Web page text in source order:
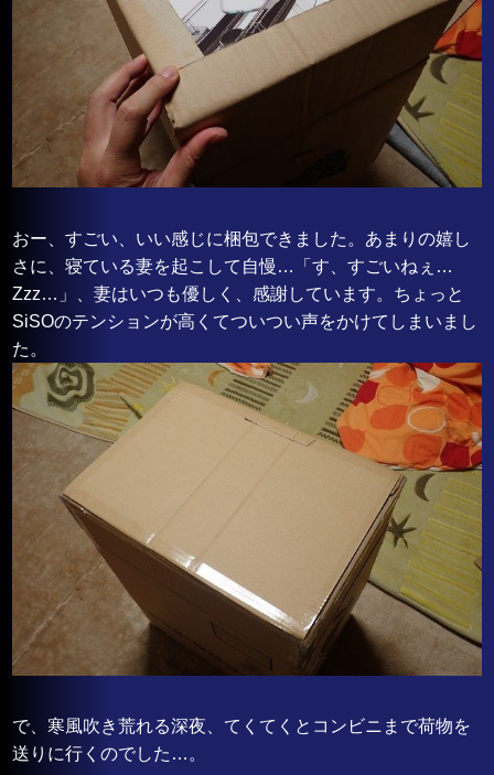
おー、すごい、いい感じに梱包できました。あまりの嬉し
さに、寝ている妻を起こして自慢…「す、すごいねぇ…
Zzz…」、妻はいつも優しく、感謝しています。ちょっと
SiSOのテンションが高くてついつい声をかけてしまいまし
た。
で、寒風吹き荒れる深夜、てくてくとコンビニまで荷物を
送りに行くのでした…。